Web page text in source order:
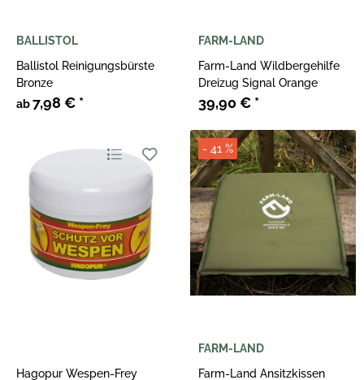
BALLISTOL
Ballistol Reinigungsbürste
Bronze
ab7,98 € *
FARM-LAND
Farm-Land Wildbergehilfe
Dreizug Signal Orange
39,90 € *
Hagopur Wespen-Frey
- 41 %
FARM-LAND
Farm-Land Ansitzkissen